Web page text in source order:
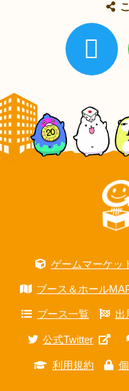
ゲームマーケッ
ブース＆ホール
ブース一覧 出
公式Twitter
利用規約